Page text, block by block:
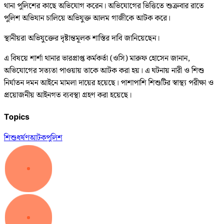
থানা পুলিশের কাছে অভিযোগ করেন। অভিযোগের ভিত্তিতে শুক্রবার রাতে
পুলিশ অভিযান চালিয়ে অভিযুক্ত আলম গাজীকে আটক করে।
স্থানীয়রা অভিযুক্তের দৃষ্টান্তমূলক শাস্তির দাবি জানিয়েছেন।
এ বিষয়ে শার্শা থানার ভারপ্রাপ্ত কর্মকর্তা (ওসি) মারুফ হোসেন জানান,
অভিযোগের সত্যতা পাওয়ায় তাকে আটক করা হয়। এ ঘটনায় নারী ও শিশু
নির্যাতন দমন আইনে মামলা দায়ের হয়েছে। পাশাপাশি শিশুটির স্বাস্থ্য পরীক্ষা ও
প্রয়োজনীয় আইনগত ব্যবস্থা গ্রহণ করা হয়েছে।
Topics
শিশুধর্ষণআটকপুলিশ